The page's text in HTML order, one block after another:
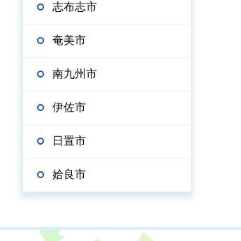
志布志市
奄美市
南九州市
伊佐市
日置市
姶良市